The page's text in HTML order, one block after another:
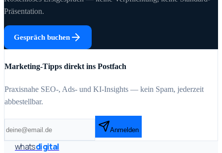
Präsentation.
Gespräch buchen
Marketing-Tipps direkt ins Postfach
Praxisnahe SEO-, Ads- und KI-Insights — kein Spam, jederzeit
abbestellbar.
Anmelden
whatsdigital